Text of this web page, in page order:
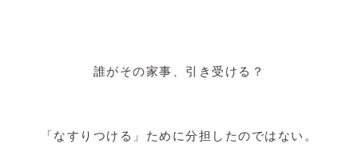
誰がその家事、引き受ける？
「なすりつける」ために分担したのではない。